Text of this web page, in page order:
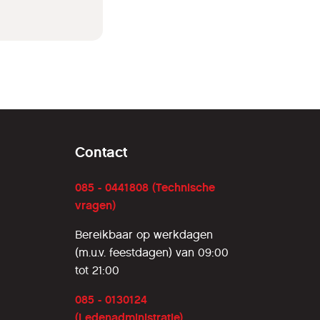
Contact
085 - 0441808 (Technische
vragen)
Bereikbaar op werkdagen
(m.u.v. feestdagen) van 09:00
tot 21:00
085 - 0130124